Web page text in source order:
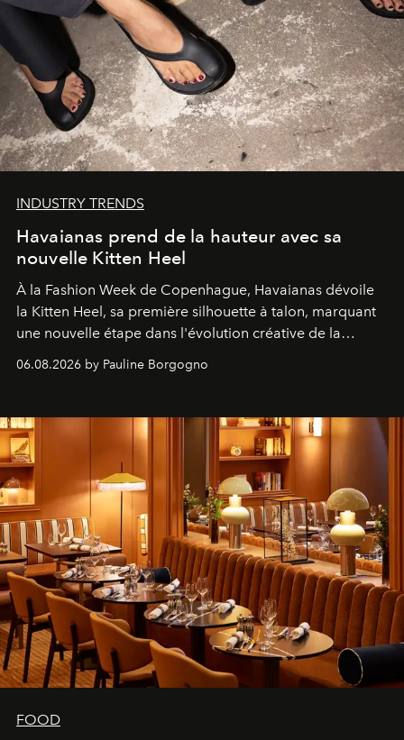
INDUSTRY TRENDS
Havaianas prend de la hauteur avec sa
nouvelle Kitten Heel
À la Fashion Week de Copenhague, Havaianas dévoile
la Kitten Heel, sa première silhouette à talon, marquant
une nouvelle étape dans l'évolution créative de la
06.08.2026 by Pauline Borgogno
FOOD